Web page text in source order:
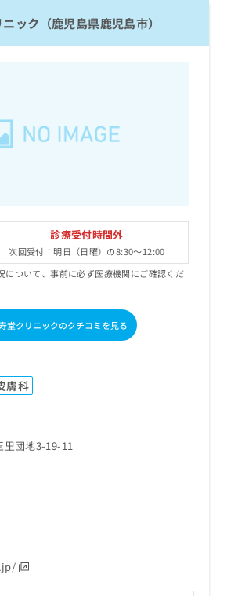
ック（鹿児島県鹿児島市）
診療受付時間外
次回受付：明日（日曜）の8:30～12:00
について、事前に必ず医療機関にご確認くだ
堂クリニックのクチコミを見る
膚科
里団地3-19-11